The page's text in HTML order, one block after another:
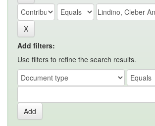
Add filters:
Use filters to refine the search results.